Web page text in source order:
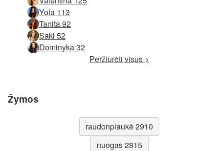
Yola 113
Tanita 92
Saki 52
Dominyka 32
Peržiūrėti visus >
Žymos
raudonplaukė 2910
nuogas 2815